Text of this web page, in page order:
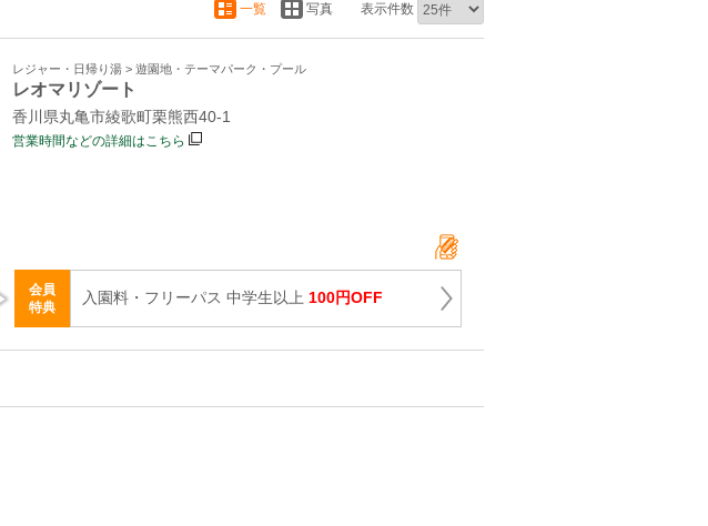
一覧 写真 表示件数
レジャー・日帰り湯 > 遊園地・テーマパーク・プール
レオマリゾート
香川県丸亀市綾歌町栗熊西40‐1
営業時間などの詳細はこちら
会員
特典
入園料・フリーパス 中学生以上 100円OFF